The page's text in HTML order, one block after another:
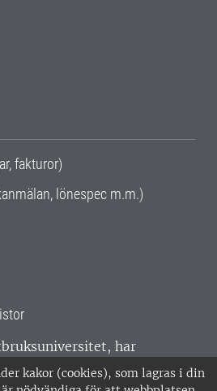
kakor (cookies), som lagras i din
fakturor)
lönespec m.m.)
har
Sverige. Huvudorter är
Umeå.SLU är